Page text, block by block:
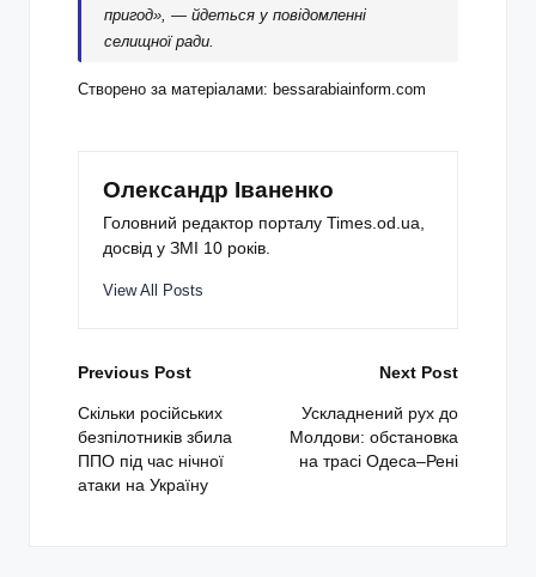
пригод», — йдеться у повідомленні
селищної ради.
Створено за матеріалами: bessarabiainform.com
Олександр Іваненко
Головний редактор порталу Times.od.ua,
досвід у ЗМІ 10 років.
View All Posts
Post
navigation
Previous Post
Скільки російських
безпілотників збила
ППО під час нічної
атаки на Україну
Next Post
Ускладнений рух до
Молдови: обстановка
на трасі Одеса–Рені